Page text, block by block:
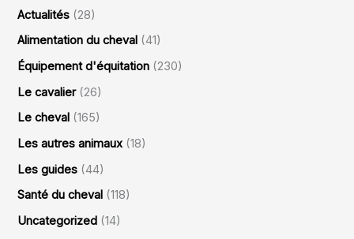
Actualités (28)
Alimentation du cheval (41)
Équipement d'équitation (230)
Le cavalier(26)
Le cheval (165)
Les autres animaux (18)
Les guides (44)
Santé du cheval (118)
Uncategorized (14)